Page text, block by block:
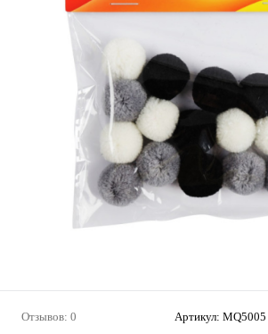
Отзывов: 0 Артикул: MQ5005